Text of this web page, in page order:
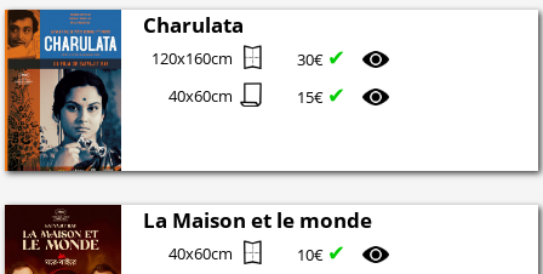
Charulata
120x160cm 30€ ✔
40x60cm 15€ ✔
La Maison et le monde
40x60cm 10€ ✔